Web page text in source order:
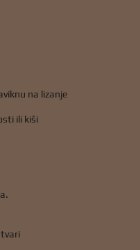
na lizanje
ili kiši
tvari